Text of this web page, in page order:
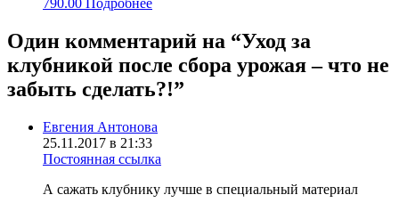
790.00 Подробнее
Один комментарий на “Уход за
клубникой после сбора урожая – что не
забыть сделать?!”
Евгения Антонова
25.11.2017 в 21:33
Постоянная ссылка
А сажать клубнику лучше в специальный материал